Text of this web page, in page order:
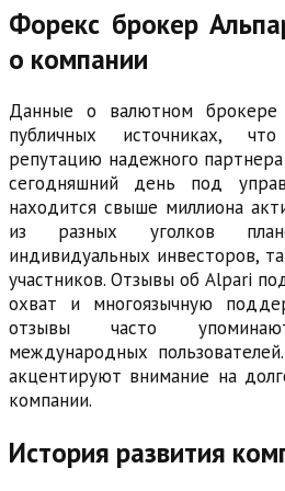
Форекс брокер
о компании
Данные о валютном
публичных источниках,
репутацию надежного
сегодняшний день под
находится свыше миллиона
из разных уголков
индивидуальных инвесторов,
участников. Отзывы об Alpari
охват и многоязычную
отзывы часто
международных
акцентируют внимание на
компании.
История развития